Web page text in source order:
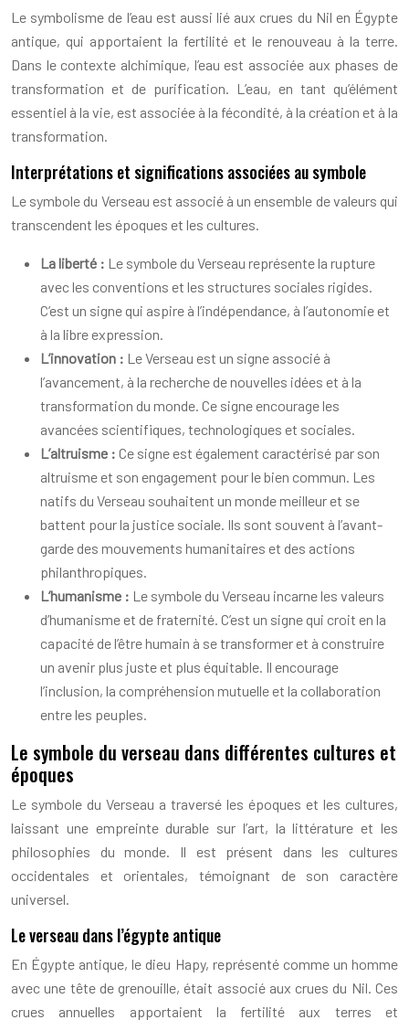
Le symbolisme de l’eau est aussi lié aux crues du Nil en Égypte
antique, qui apportaient la fertilité et le renouveau à la terre.
Dans le contexte alchimique, l’eau est associée aux phases de
transformation et de purification. L’eau, en tant qu’élément
essentiel à la vie, est associée à la fécondité, à la création et à la
transformation.
Interprétations et significations associées au symbole
Le symbole du Verseau est associé à un ensemble de valeurs qui
transcendent les époques et les cultures.
La liberté : Le symbole du Verseau représente la rupture
avec les conventions et les structures sociales rigides.
C’est un signe qui aspire à l’indépendance, à l’autonomie et
à la libre expression.
L’innovation : Le Verseau est un signe associé à
l’avancement, à la recherche de nouvelles idées et à la
transformation du monde. Ce signe encourage les
avancées scientifiques, technologiques et sociales.
L’altruisme : Ce signe est également caractérisé par son
altruisme et son engagement pour le bien commun. Les
natifs du Verseau souhaitent un monde meilleur et se
battent pour la justice sociale. Ils sont souvent à l’avant-
garde des mouvements humanitaires et des actions
philanthropiques.
L’humanisme : Le symbole du Verseau incarne les valeurs
d’humanisme et de fraternité. C’est un signe qui croit en la
capacité de l’être humain à se transformer et à construire
un avenir plus juste et plus équitable. Il encourage
l’inclusion, la compréhension mutuelle et la collaboration
entre les peuples.
Le symbole du verseau dans différentes cultures et
époques
Le symbole du Verseau a traversé les époques et les cultures,
laissant une empreinte durable sur l’art, la littérature et les
philosophies du monde. Il est présent dans les cultures
occidentales et orientales, témoignant de son caractère
universel.
Le verseau dans l’égypte antique
En Égypte antique, le dieu Hapy, représenté comme un homme
avec une tête de grenouille, était associé aux crues du Nil. Ces
crues annuelles apportaient la fertilité aux terres et